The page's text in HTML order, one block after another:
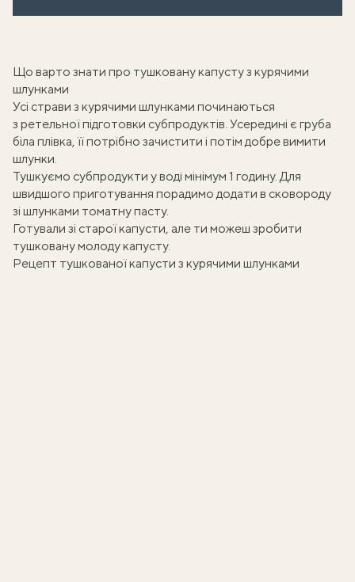
Що варто знати про тушковану капусту з курячими
шлунками
Усі страви з курячими шлунками починаються
з ретельної підготовки субпродуктів. Усередині є груба
біла плівка, її потрібно зачистити і потім добре вимити
шлунки.
Тушкуємо субпродукти у воді мінімум 1 годину. Для
швидшого приготування порадимо додати в сковороду
зі шлунками томатну пасту.
Готували зі старої капусти, але ти можеш зробити
тушковану молоду капусту.
Рецепт тушкованої капусти з курячими шлунками